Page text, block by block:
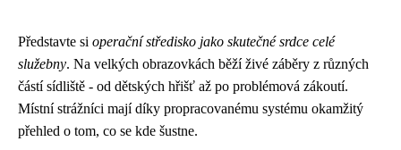
Představte si operační středisko jako skutečné srdce celé
služebny. Na velkých obrazovkách běží živé záběry z různých
částí sídliště - od dětských hřišť až po problémová zákoutí.
Místní strážníci mají díky propracovanému systému okamžitý
přehled o tom, co se kde šustne.